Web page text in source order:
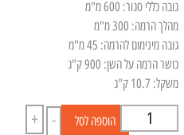
גובה כללי סגור: 600 מ"מ
מהלך הרמה: 300 מ"מ
גובה מינימום להרמה: 45 מ"מ
כושר הרמה על השן: 900 ק"ג
משקל: 10.7 ק"ג
-
+ הוספה לסל